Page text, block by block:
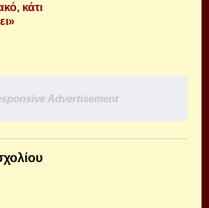
κάτι
Advertisement